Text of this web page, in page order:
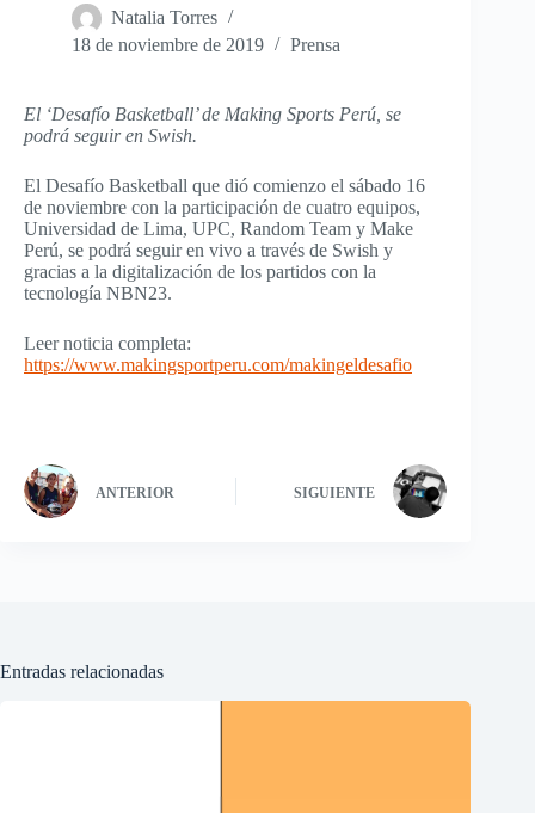
Natalia Torres
18 de noviembre de 2019
Prensa
El ‘Desafío Basketball’ de Making Sports Perú, se
podrá seguir en Swish.
El Desafío Basketball que dió comienzo el sábado 16
de noviembre con la participación de cuatro equipos,
Universidad de Lima, UPC, Random Team y Make
Perú, se podrá seguir en vivo a través de Swish y
gracias a la digitalización de los partidos con la
tecnología NBN23.
Leer noticia completa:
https://www.makingsportperu.com/makingeldesafio
ANTERIOR SIGUIENTE
Entradas relacionadas